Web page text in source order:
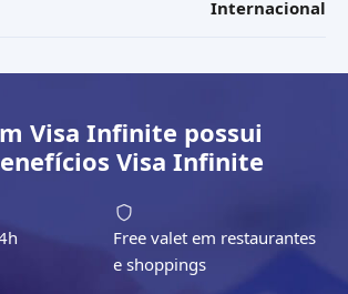
Internacional
Visa Infinite possui
Visa Infinite
Free valet em restaurantes
e shoppings